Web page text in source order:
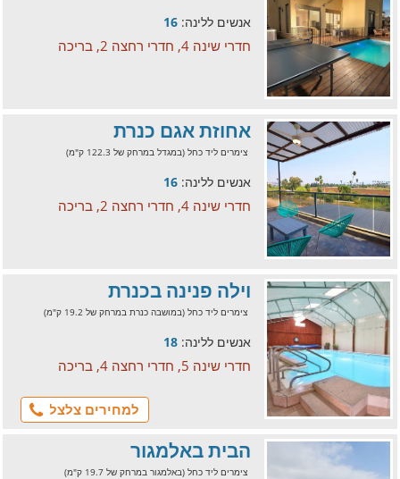
אנשים ללינה: 16
חדרי שינה 4, חדרי רחצה 2, בריכה
אחוזת אגם כנרת
צימרים ליד כחל (במגדל במרחק של 122.3 ק"מ)
אנשים ללינה: 16
חדרי שינה 4, חדרי רחצה 2, בריכה
וילה פנינה בכנרת
צימרים ליד כחל (במושבה כנרת במרחק של 19.2 ק"מ)
אנשים ללינה: 18
חדרי שינה 5, חדרי רחצה 4, בריכה
למחירים צלצל
הבית באלמגור
צימרים ליד כחל (באלמגור במרחק של 19.7 ק"מ)